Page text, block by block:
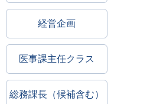
経営企画
医事課主任クラス
総務課長（候補含む）